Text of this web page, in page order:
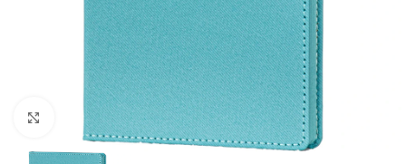
Click to enlarge